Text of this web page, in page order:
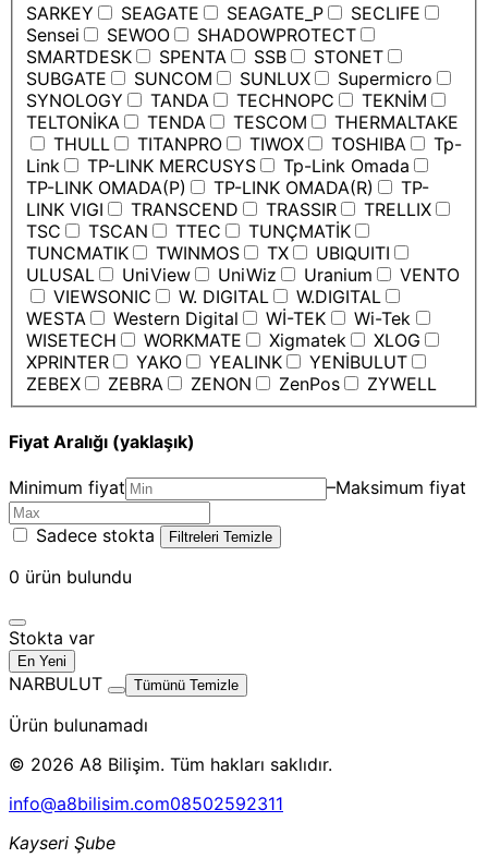
SARKEY
SEAGATE SEAGATE_P
SECLIFE
Sensei
SEWOO
SHADOWPROTECT
SMARTDESK
SPENTA SSB
STONET
SUBGATE
SUNCOM SUNLUX
Supermicro
SYNOLOGY
TANDA TECHNOPC
TEKNİM
TELTONİKA
TENDA TESCOM
THERMALTAKE
THULL
TITANPRO TIWOX TOSHIBA
Tp-
Link
TP-LINK MERCUSYS
Tp-Link Omada
TP-LINK OMADA(P)
TP-LINK OMADA(R)
TP-
LINK VIGI
TRANSCEND TRASSIR
TRELLIX
TSC
TSCAN TTEC
TUNÇMATİK
TUNCMATIK
TWINMOS TX
UBIQUITI
ULUSAL
UniView UniWiz Uranium
VENTO
VIEWSONIC
W. DIGITAL
W.DIGITAL
WESTA
Western Digital Wİ-TEK
Wi-Tek
WISETECH
WORKMATE Xigmatek
XLOG
XPRINTER
YAKO YEALINK
YENİBULUT
ZEBEX
ZEBRA ZENON ZenPos ZYWELL
Fiyat Aralığı (yaklaşık)
Minimum fiyat –Maksimum fiyat
Sadece stokta Filtreleri Temizle
0 ürün bulundu
Stokta var
En Yeni
NARBULUT Tümünü Temizle
Ürün bulunamadı
© 2026 A8 Bilişim. Tüm hakları saklıdır.
info@a8bilisim.com08502592311
Kayseri Şube